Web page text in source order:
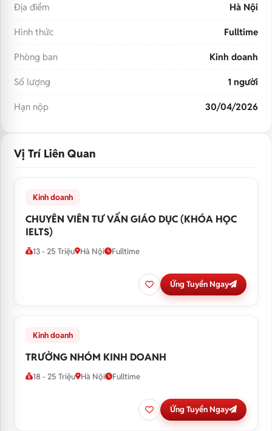
Địa điểm Hà Nội
Hình thức Fulltime
Phòng ban Kinh doanh
Số lượng 1 người
Hạn nộp 30/04/2026
Vị Trí Liên Quan
Kinh doanh
CHUYÊN VIÊN TƯ VẤN GIÁO DỤC (KHÓA HỌC
IELTS)
13 - 25 Triệu Hà Nội Fulltime
Ứng Tuyển Ngay
Kinh doanh
TRƯỞNG NHÓM KINH DOANH
18 - 25 Triệu Hà Nội Fulltime
Ứng Tuyển Ngay